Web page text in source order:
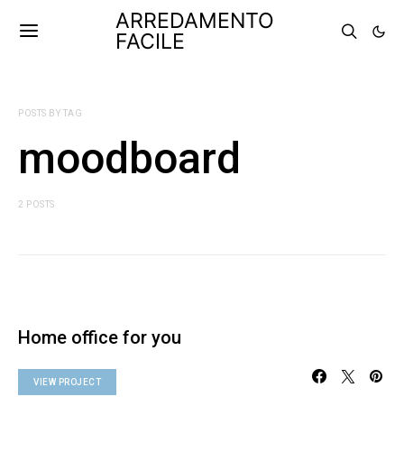
ARREDAMENTO
FACILE
POSTS BY TAG
moodboard
2 POSTS
Home office for you
VIEW PROJECT